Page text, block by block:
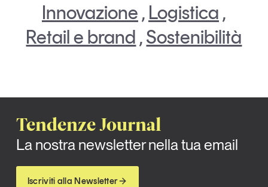
Innovazione , Logistica ,
Retail e brand ,Sostenibilità
Tendenze Journal
La nostra newsletter nella tua email
Iscriviti alla Newsletter